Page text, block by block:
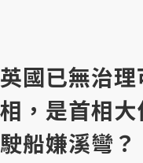
英國已無治
相，是首相
駛船嫌溪彎？